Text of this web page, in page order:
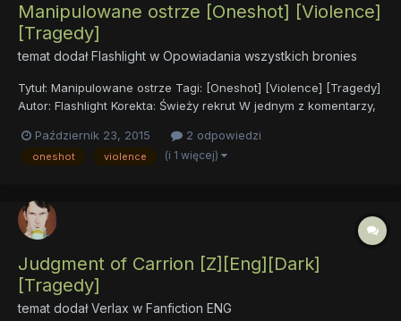
Manipulowane ostrze [Oneshot] [Violence]
[Tragedy]
temat dodałFlashlight w Opowiadania wszystkich bronies
Tytuł: Manipulowane ostrze Tagi: [Oneshot] [Violence] [Tragedy]
Autor: Flashlight Korekta: Świeży rekrut W jednym z komentarzy,
mógłbyś nieco więcej wspomnieć o jego walce z demonami i o
całej organizacji typu dl...
Październik 23, 2015 2 odpowiedzi
oneshot violence (i 1 więcej)
Judgment of Carrion [Z][Eng][Dark]
[Tragedy]
temat dodałVerlax w Fanfiction ENG